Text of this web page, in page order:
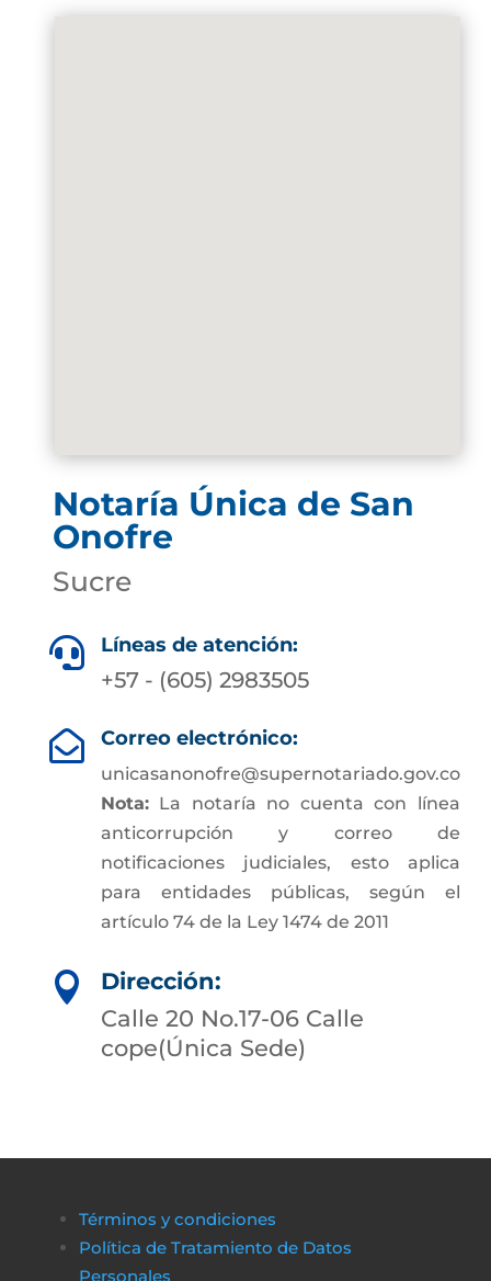
Notaría Única de San
Onofre
Sucre
 Líneas de atención:
+57 - (605) 2983505
 Correo electrónico:
unicasanonofre@supernotariado.gov.co
Nota:La notaría no cuenta con línea
anticorrupción y correo de
notificaciones judiciales, esto aplica
para entidades públicas, según el
artículo 74 de la Ley 1474 de 2011

Dirección:
Calle 20 No.17-06 Calle
cope(Única Sede)
Términos y condiciones
Política de Tratamiento de Datos
Personales